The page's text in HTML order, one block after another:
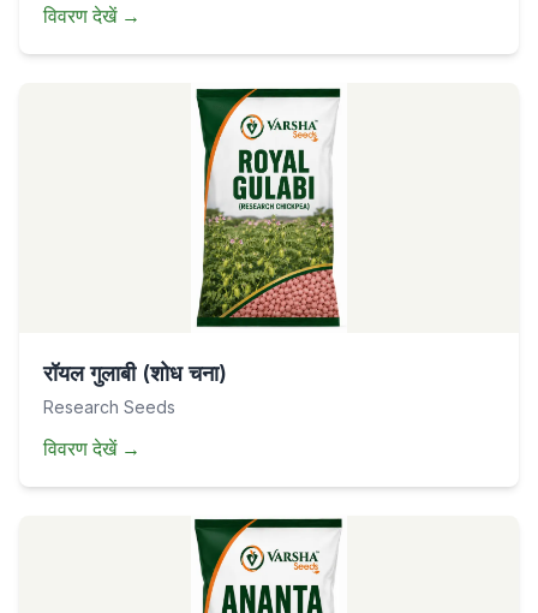
विवरण देखें→
रॉयल गुलाबी (शोध चना)
Research Seeds
विवरण देखें→